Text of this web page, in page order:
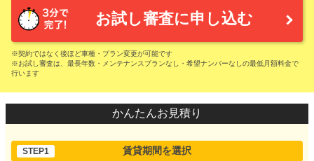
お試し審査に申し込む
※契約ではなく後ほど車種・プラン変更が可能です
※お試し審査は、最長年数・メンテナンスプランなし・希望ナンバーなしの最低月額料金で
行います
かんたんお見積り
STEP1 賃貸期間を選択